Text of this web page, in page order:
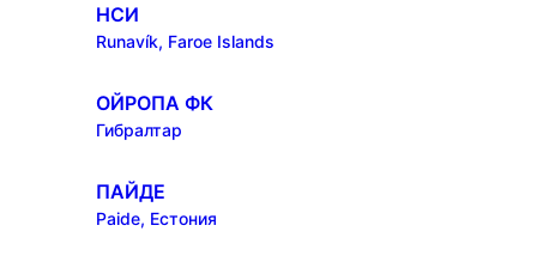
НСИ
Runavík, Faroe Islands
ОЙРОПА ФК
Гибралтар
ПАЙДЕ
Paide, Естония